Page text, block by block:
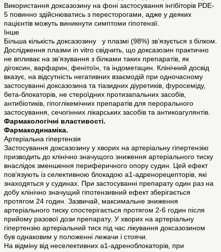
Використання доксазозину на фоні застосування інгібіторів PDE-
5 повинно здійснюватись з пересторогами, адже у деяких
пацієнтів можуть виникнути симптоми гіпотензії.
Інше
Більша кількість доксазозину у плазмі (98%) зв’язується з білком.
Дослідження плазми in vitro свідчить, що доксазозин практично
не впливає на зв’язування з білками таких препаратів, як
дігоксин, варфарин, фенітоїн, та індометацин. Клінічний досвід
вказує, на відсутність негативних взаємодій при одночасному
застосуванні доксазозина та тіазидних діуретиків, фуросеміду,
бета-блокаторів, не стероїдних протизапальних засобів,
антибіотиків, гіпоглікемічних препаратів для перорального
застосування, сечогінних лікарських засобів та антикоагулянтів.
Фармакологічні властивості.
Фармакодинаміка.
Артеріальна гіпертензія
Застосування доксазозину у хворих на артеріальну гіпертензію
призводить до клінічно значущого зниження артеріального тиску
внаслідок зменшення периферичного опору судин. Цей ефект
пов’язують із селективною блокадою a1-адренорецепторів, які
знаходяться у судинах. При застосуванні препарату один раз на
добу клінічно значущий гіпотензивний ефект зберігається
протягом 24 годин. Зазвичай, максимальне зниження
артеріального тиску спостерігається протягом 2-6 годин після
прийому разової дози препарату. У хворих на артеріальну
гіпертензію артеріальний тиск під час лікування доксазозином
був однаковим у положенні лежачи і стоячи.
На відміну від неселективних a1-адреноблокаторів, при